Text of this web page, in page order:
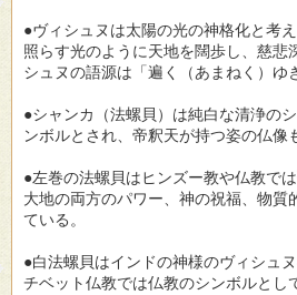
●ヴィシュヌは太陽の光の神格化と考
照らす光のように天地を闊歩し、慈悲
シュヌの語源は「遍く（あまねく）ゆ
●シャンカ（法螺貝）は純白な清浄の
ンボルとされ、帝釈天が持つ姿の仏像
●左巻の法螺貝はヒンズー教や仏教で
大地の両方のパワー、神の祝福、物質
ている。
●白法螺貝はインドの神様のヴィシュ
チベット仏教では仏教のシンボルとし